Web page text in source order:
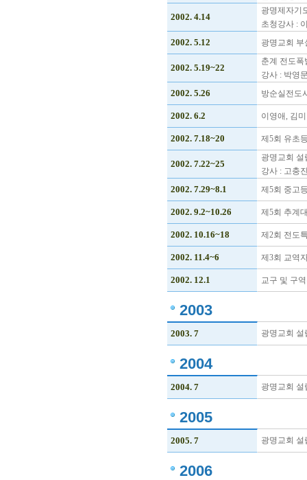
2002. 4.14
광명제자기
초청강사 :
2002. 5.12 광명교회 부
2002. 5.19~22
춘계 전도폭
강사 : 박영
2002. 5.26 방순실전도
2002. 6.2 이영애, 김
2002. 7.18~20 제5회 유초
2002. 7.22~25
광명교회 설
강사 : 고충
2002. 7.29~8.1 제5회 중고
2002. 9.2~10.26 제5회 추계
2002. 10.16~18 제2회 전도
2002. 11.4~6 제3회 교역
2002. 12.1 교구 및 구
2003
2003. 7 광명교회 설
2004
2004. 7 광명교회 설
2005
2005. 7 광명교회 설
2006